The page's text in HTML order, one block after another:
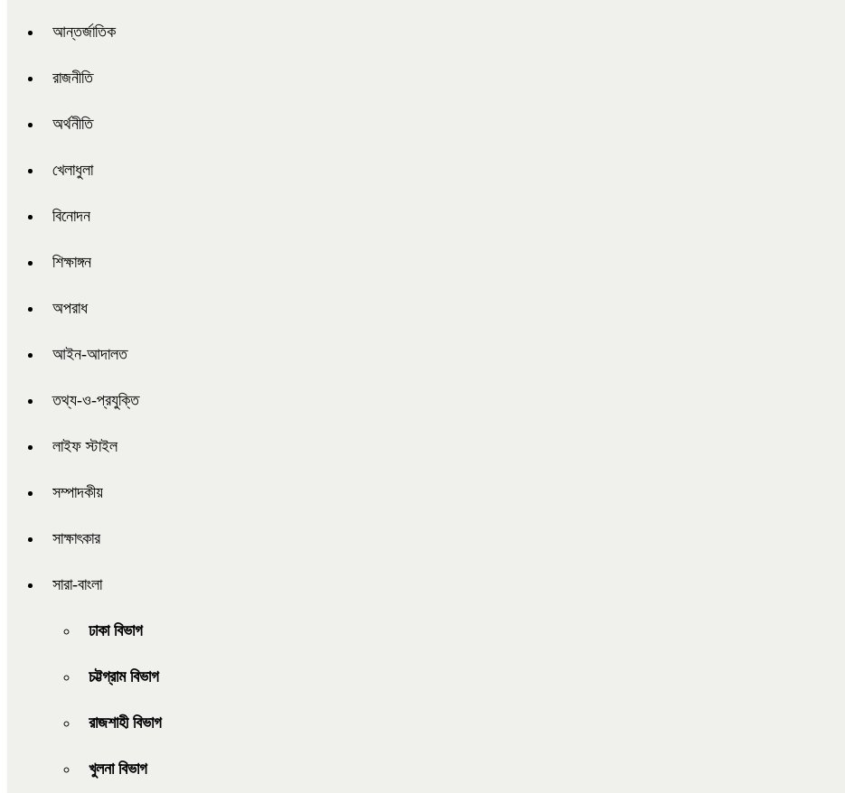
আন্তর্জাতিক
রাজনীতি
অর্থনীতি
খেলাধুলা
বিনোদন
শিক্ষাঙ্গন
অপরাধ
আইন-আদালত
তথ্য-ও-প্রযুক্তি
লাইফ স্টাইল
সম্পাদকীয়
সাক্ষাৎকার
সারা-বাংলা
ঢাকা বিভাগ
চট্টগ্রাম বিভাগ
রাজশাহী বিভাগ
খুলনা বিভাগ